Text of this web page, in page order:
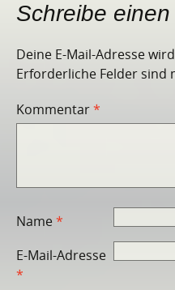
Schreibe
Deine E-Mail-Adresse
Erforderliche Felder sind
Kommentar*
Name*
E-Mail-Adresse
*